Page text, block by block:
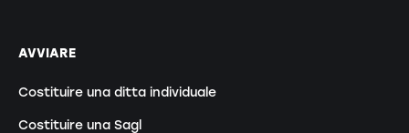
AVVIARE
Costituire una ditta individuale
Costituire una Sagl